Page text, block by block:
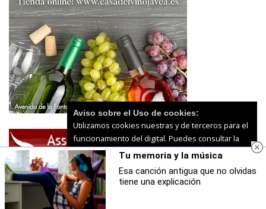
Tu memoria y la música
Esa canción antigua que no olvidas
tiene una explicación
Aviso sobre el Uso de cookies:
Utilizamos cookies nuestras y de terceros para el
funcionamiento del digital. Puedes consultar la
lista de cookies y como desconectarlas.Ver
nuestra Política de Privacidad y Cookies
Aceptar Cookies
Personalizar